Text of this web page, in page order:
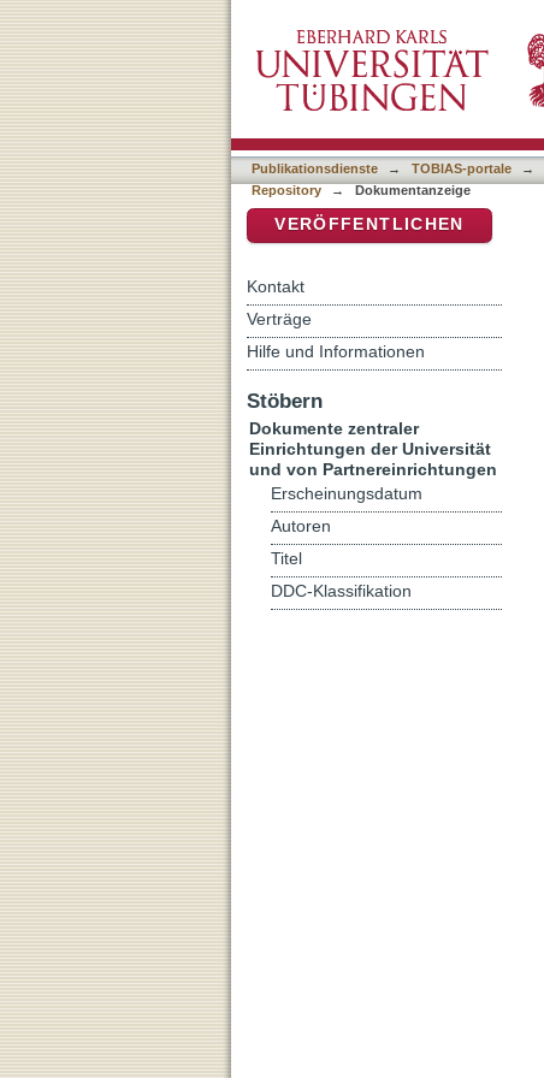
Publikationsdienste → TOBIAS-portale →
Repository
→ Dokumentanzeige
VERÖFFENTLICHEN
Kontakt
Verträge
Hilfe und Informationen
Stöbern
Dokumente zentraler
Einrichtungen der Universität
und von Partnereinrichtungen
Erscheinungsdatum
Autoren
Titel
DDC-Klassifikation